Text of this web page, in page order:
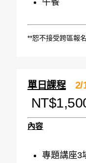
午餐
**恕不接受跨區報
單日課程2/1
內容
專題講座3